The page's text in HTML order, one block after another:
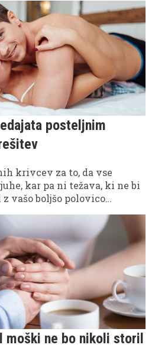
posteljnim
krivcev za to, da vse
kar pa ni težava, ki ne bi
vašo boljšo polovico
po intimnosti in je zato
moški ne bo nikoli storil